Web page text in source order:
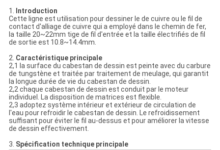
1. Introduction
Cette ligne est utilisation pour dessiner le de cuivre ou le fil de
contact d'alliage de cuivre qui a employé dans le chemin de fer,
la taille 20~22mm tige de fil d'entrée et la taille électrifiés de fil
de sortie est 10.8~14.4mm.
2. Caractéristique principale
2,1 la surface du cabestan de dessin est peinte avec du carbure
de tungstène et traitée par traitement de meulage, qui garantit
la longue durée de vie du cabestan de dessin.
2,2 chaque cabestan de dessin est conduit par le moteur
individuel. La disposition de matrices est flexible.
2,3 adoptez système intérieur et extérieur de circulation de
l'eau pour refroidir le cabestan de dessin. Le refroidissement
suffisant pour éviter le fil au-dessus et pour améliorer la vitesse
de dessin effectivement.
3. Spécification technique principale